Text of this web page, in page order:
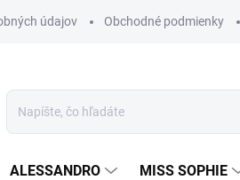
údajov Obchodné podmienky
ALESSANDRO MISS SOPHIE